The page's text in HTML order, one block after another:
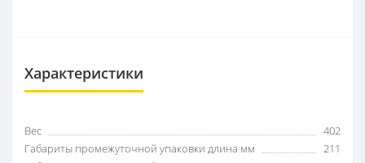
Характеристики
Вес
402
Габариты промежуточной упаковки длина мм
211